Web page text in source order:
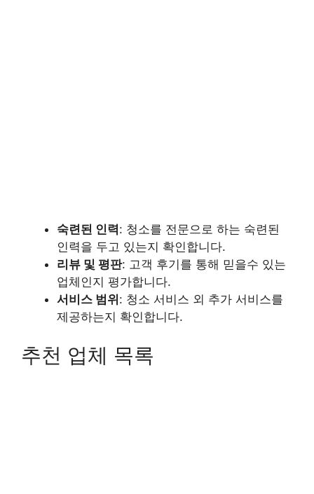
숙련된 인력: 청소를 전문으로 하는 숙련된
인력을 두고 있는지 확인합니다.
리뷰 및 평판: 고객 후기를 통해 믿을수 있는
업체인지 평가합니다.
서비스 범위: 청소 서비스 외 추가 서비스를
제공하는지 확인합니다.
추천 업체 목록